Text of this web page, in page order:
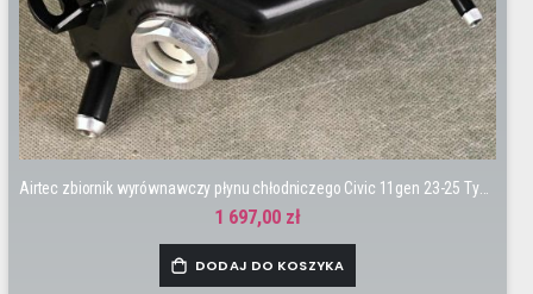
Airtec zbiornik wyrównawczy płynu chłodniczego Civic 11gen 23-25 TypeR FL5 K20C1
1 697,00 zł
DODAJ DO KOSZYKA